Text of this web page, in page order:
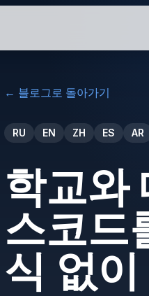
← 블로그로 돌아가기
RU EN ZH ES AR
학교와
스코드
식 없